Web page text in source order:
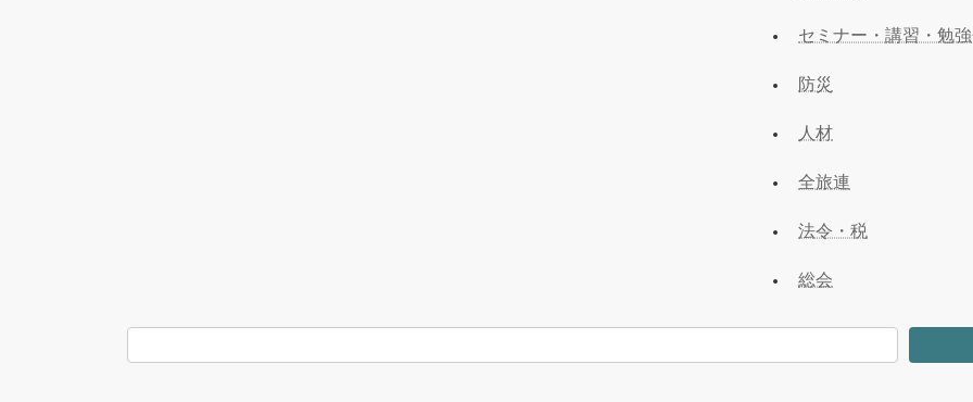
セミナー・講習・勉
防災
人材
全旅連
法令・税
総会